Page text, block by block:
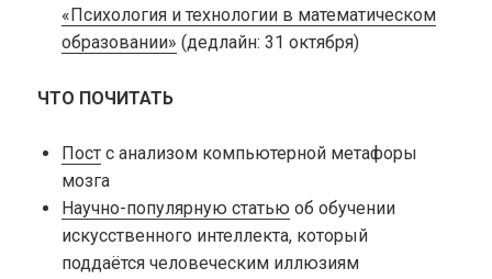
«Психология и технологии в математическом
образовании» (дедлайн: 31 октября)
ЧТО ПОЧИТАТЬ
Постс анализом компьютерной метафоры
мозга
Научно-популярную статью об обучении
искусственного интеллекта, который
поддаётся человеческим иллюзиям